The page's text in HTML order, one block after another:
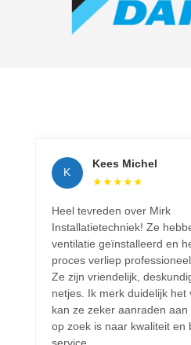
K
Kees Michel
★★★★★
Heel tevreden over Mirk
Installatietechniek! Ze
ventilatie geïnstalleerd en
proces verliep
Ze zijn vriendelijk,
netjes. Ik merk duidelijk het
kan ze zeker aanraden aan
op zoek is naar kwaliteit en